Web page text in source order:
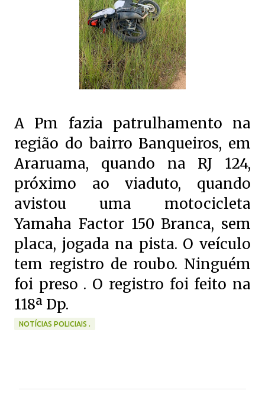
A Pm fazia patrulhamento na
região do bairro Banqueiros, em
Araruama, quando na RJ 124,
próximo ao viaduto, quando
avistou uma motocicleta
Yamaha Factor 150 Branca, sem
placa, jogada na pista. O veículo
tem registro de roubo. Ninguém
foi preso . O registro foi feito na
118ª Dp.
NOTÍCIAS POLICIAIS .